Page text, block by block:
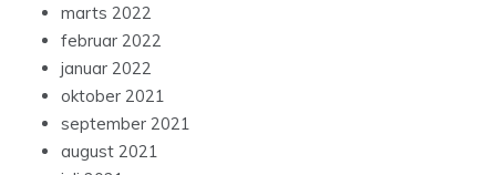
marts 2022
februar 2022
januar 2022
oktober 2021
september 2021
august 2021